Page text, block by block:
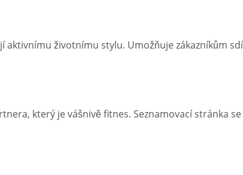
aktivnímu životnímu stylu. Umožňuje zákazníkům
který je vášnivě fitnes. Seznamovací stránka